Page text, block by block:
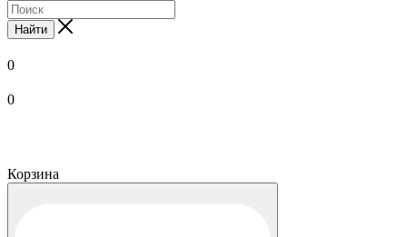
Найти
0
0
Корзина